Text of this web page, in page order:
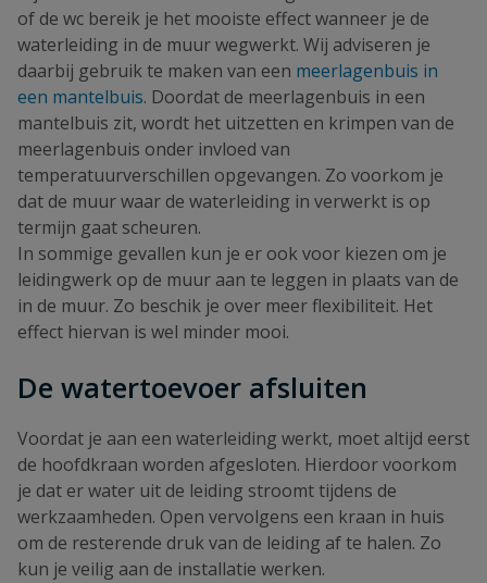
of de wc bereik je het mooiste effect wanneer je de
waterleiding in de muur wegwerkt. Wij adviseren je
daarbij gebruik te maken van een meerlagenbuis in
een mantelbuis. Doordat de meerlagenbuis in een
mantelbuis zit, wordt het uitzetten en krimpen van de
meerlagenbuis onder invloed van
temperatuurverschillen opgevangen. Zo voorkom je
dat de muur waar de waterleiding in verwerkt is op
termijn gaat scheuren.
In sommige gevallen kun je er ook voor kiezen om je
leidingwerk op de muur aan te leggen in plaats van de
in de muur. Zo beschik je over meer flexibiliteit. Het
effect hiervan is wel minder mooi.
De watertoevoer afsluiten
Voordat je aan een waterleiding werkt, moet altijd eerst
de hoofdkraan worden afgesloten. Hierdoor voorkom
je dat er water uit de leiding stroomt tijdens de
werkzaamheden. Open vervolgens een kraan in huis
om de resterende druk van de leiding af te halen. Zo
kun je veilig aan de installatie werken.